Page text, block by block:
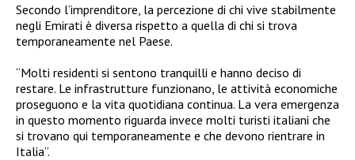
Secondo l’imprenditore, la percezione di chi vive stabilmente
negli Emirati è diversa rispetto a quella di chi si trova
temporaneamente nel Paese.
“Molti residenti si sentono tranquilli e hanno deciso di
restare. Le infrastrutture funzionano, le attività economiche
proseguono e la vita quotidiana continua. La vera emergenza
in questo momento riguarda invece molti turisti italiani che
si trovano qui temporaneamente e che devono rientrare in
Italia”.